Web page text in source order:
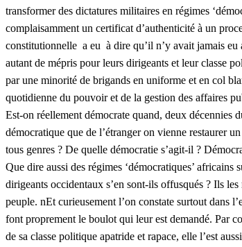
transformer des dictatures militaires en régimes
complaisamment un certificat d’authenticité à un
constitutionnelle a eu à dire qu’il n’y avait jamais eu
autant de mépris pour leurs dirigeants et leur classe
par une minorité de brigands en uniforme et en col
quotidienne du pouvoir et de la gestion des affaires
Est-on réellement démocrate quand, deux décennies
démocratique que de l’étranger on vienne restaurer
tous genres ? De quelle démocratie s’agit-il ?
Que dire aussi des régimes ‘démocratiques’ africains
dirigeants occidentaux s’en sont-ils offusqués ? Ils
peuple. nEt curieusement l’on constate surtout dans
font proprement le boulot qui leur est demandé. Par
de sa classe politique apatride et rapace, elle l’est